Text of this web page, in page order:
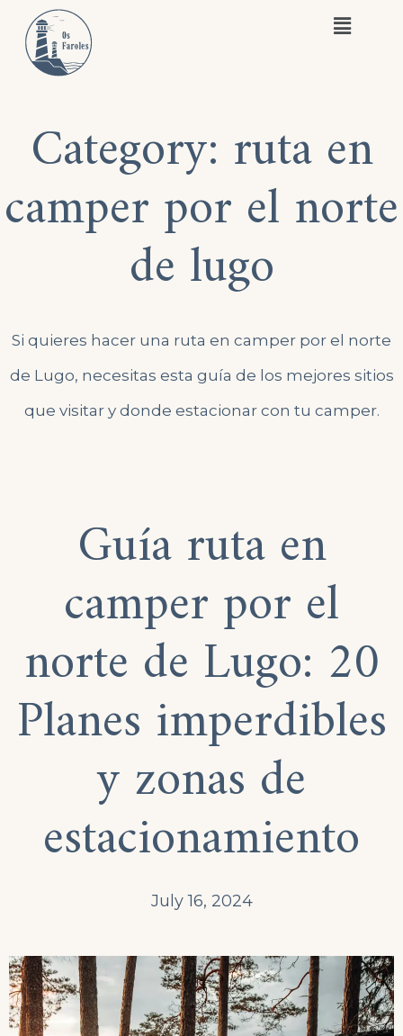
Category: ruta en
camper por el norte
de lugo
Si quieres hacer una ruta en camper por el norte
de Lugo, necesitas esta guía de los mejores sitios
que visitar y donde estacionar con tu camper.
Guía ruta en
camper por el
norte de Lugo: 20
Planes imperdibles
y zonas de
estacionamiento
July 16, 2024